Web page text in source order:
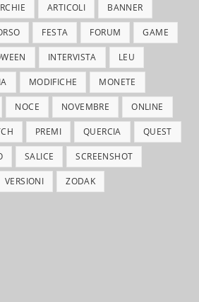
ARTICOLI BANNER
FESTA FORUM GAME
INTERVISTA LEU
MODIFICHE MONETE
NOCE NOVEMBRE ONLINE
PREMI QUERCIA QUEST
SALICE SCREENSHOT
VERSIONI ZODAK